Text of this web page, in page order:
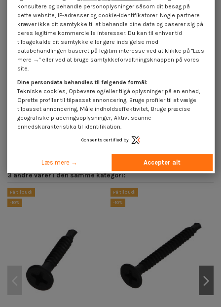
Kasse med 2 Bit SKRUNING
GIPSMØBLER Phillips 2 LG25
Bit Phillips 2
3 andre varer i den samme kategori:
På tilbud!
-10%
På tilbud!
-10%
konsultere og behandle personoplysninger såsom dit besøg på
dette website, IP-adresser og cookie-identifikatorer. Nogle partnere
kræver ikke dit samtykke til at behandle dine data og baserer sig på
deres legitime kommercielle interesser. Du kan til enhver tid
tilbagekalde dit samtykke eller gøre indsigelse mod
databehandlingen baseret på legitim interesse ved at klikke på "Læs
mere →" eller ved at bruge samtykkeforvaltningsknappen på vores
site.
Dine persondata behandles til følgende formål:
Tekniske cookies, Opbevare og/eller tilgå oplysninger på en enhed,
Oprette profiler til tilpasset annoncering, Bruge profiler til at vælge
tilpasset annoncering, Måle indholdseffektivitet, Bruge præcise
geografiske placeringsoplysninger, Aktivt scanne
enhedskarakteristika til identifikation.
Consents certified by
Læs mere → Accepter alt